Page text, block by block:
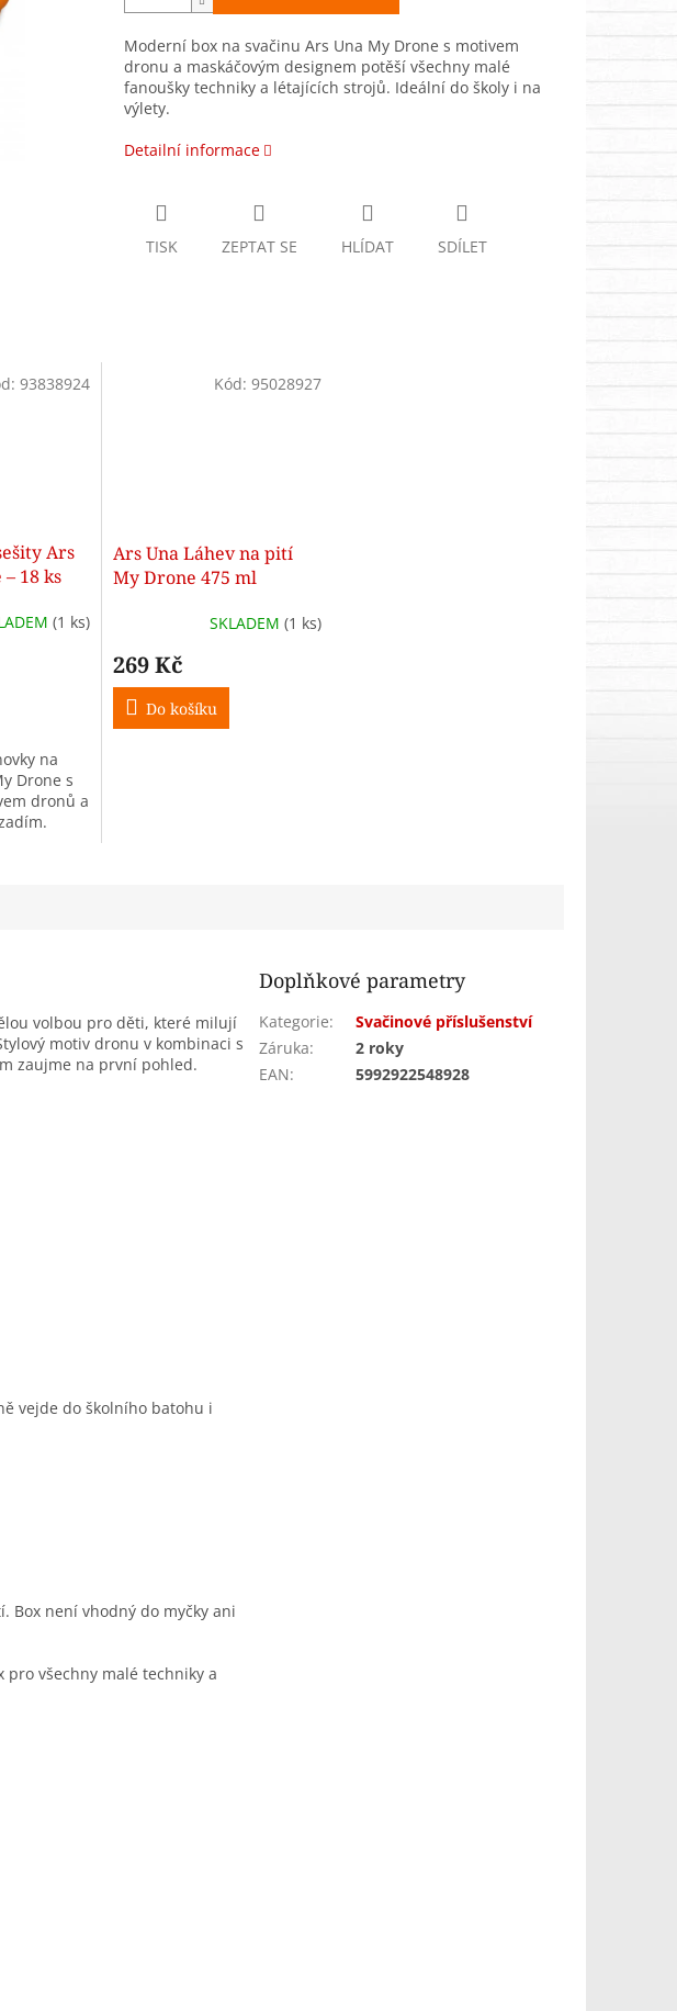
Moderní box na svačinu Ars Una My Drone s motivem
dronu a maskáčovým designem potěší všechny malé
fanoušky techniky a létajících strojů. Ideální do školy i na
výlety.
Detailní informace
TISK ZEPTAT SE HLÍDAT SDÍLET
Ars
18 ks
(1 ks)
na
Drone s
dronů a
93838924
Ars Una Láhev na pití
My Drone 475 ml
SKLADEM(1 ks)
269 Kč
Do košíku
Kód:95028927
volbou pro děti, které milují
motiv dronu v kombinaci s
zaujme na první pohled.
vejde do školního batohu i
Box není vhodný do myčky ani
pro všechny malé techniky a
Doplňkové parametry
Kategorie:
Svačinové příslušenství
Záruka:
2 roky
EAN: 5992922548928